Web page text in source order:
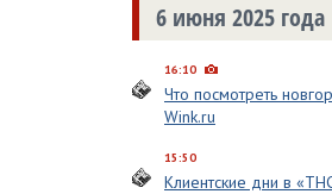
6 июня 2025 года
16:10
Что посмотреть
Wink.ru
15:50
Клиентские дни в